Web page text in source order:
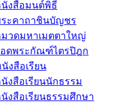
งสือมนต์พิธี
ะคาถาชินบัญชร
วดมหาเมตตาใหญ่
ดพระกัณฑ์ไตรปิฎก
งสือเรียน
งสือเรียนนักธรรม
งสือเรียนธรรมศึกษา